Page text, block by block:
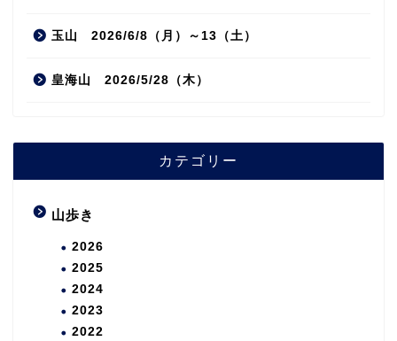
玉山 2026/6/8（月）～13（土）
皇海山 2026/5/28（木）
カテゴリー
山歩き
2026
2025
2024
2023
2022